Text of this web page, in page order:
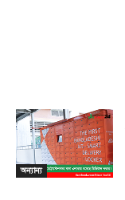
অন্যান্য